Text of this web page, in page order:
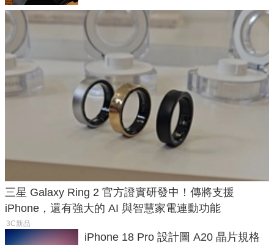
三星 Galaxy Ring 2 官方證實研發中！傳將支援
iPhone，還有強大的 AI 與智慧家電連動功能
3C新品
iPhone 18 Pro 設計圖 A20 晶片規格